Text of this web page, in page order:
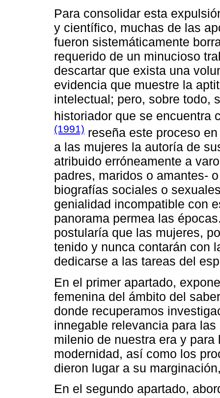
Para consolidar esta
y científico, muchas de las
fueron sistemáticamente
requerido de un minucioso
descartar que exista una
evidencia que muestre la
intelectual; pero, sobre todo,
historiador que se encuentra
(1991) reseña este proceso
a las mujeres la autoría de
atribuido erróneamente a
padres, maridos o amantes-
biografías sociales o
genialidad incompatible con
panorama permea las
postularía que las mujeres,
tenido y nunca contarán con
dedicarse a las tareas del
En el primer apartado,
femenina del ámbito del
donde recuperamos
innegable relevancia para
milenio de nuestra era y
modernidad, así como los
dieron lugar a su
En el segundo apartado,